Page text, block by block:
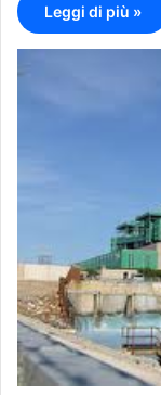
Leggi di più »